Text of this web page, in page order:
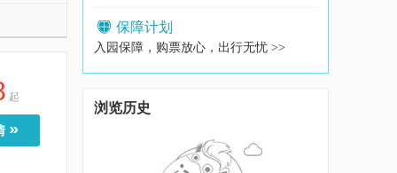
起
»
保障计划
入园保障，购票放心，出行无忧 >>
浏览历史